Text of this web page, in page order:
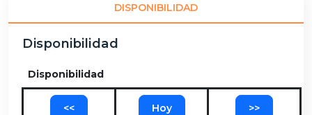
DISPONIBILIDAD
Disponibilidad
Disponibilidad
<< Hoy >>